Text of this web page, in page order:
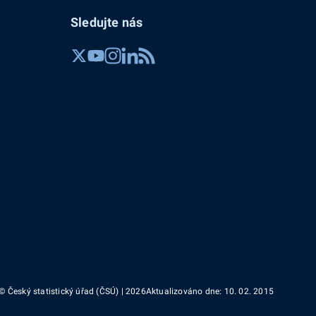
Sledujte nás
Český statistický úřad (ČSÚ) | 2026Aktualizováno dne: 10. 02. 2015